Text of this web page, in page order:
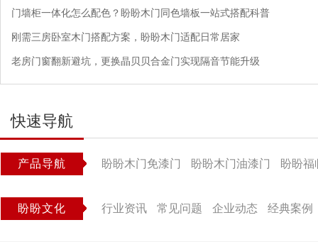
门墙柜一体化怎么配色？盼盼木门同色墙板一站式搭配科普
刚需三房卧室木门搭配方案，盼盼木门适配日常居家
老房门窗翻新避坑，更换晶贝贝合金门实现隔音节能升级
快速导航
产品导航 盼盼木门免漆门 盼盼木门油漆门 盼盼福
盼盼文化 行业资讯 常见问题 企业动态 经典案例